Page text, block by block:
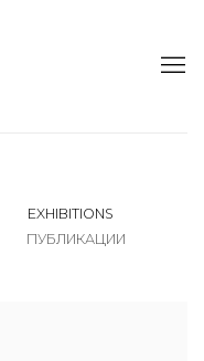
EXHIBITIONS
ПУБЛИКАЦИИ